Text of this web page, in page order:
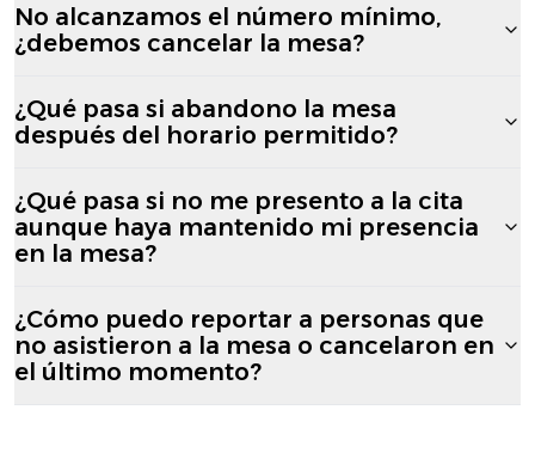
No alcanzamos el número mínimo,
¿debemos cancelar la mesa?
¿Qué pasa si abandono la mesa
después del horario permitido?
¿Qué pasa si no me presento a la cita
aunque haya mantenido mi presencia
en la mesa?
¿Cómo puedo reportar a personas que
no asistieron a la mesa o cancelaron en
el último momento?